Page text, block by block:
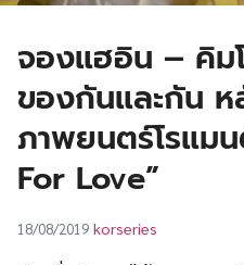
จองแฮอิน – คิม
ของกันและกัน ห
ภาพยนตร์โรแม
For Love”
18/08/2019 korseries